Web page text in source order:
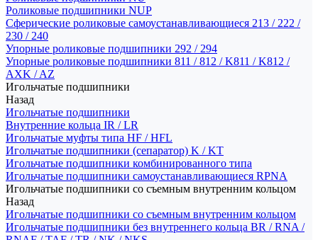
Роликовые подшипники NUP
Сферические роликовые самоустанавливающиеся 213 / 222 /
230 / 240
Упорные роликовые подшипники 292 / 294
Упорные роликовые подшипники 811 / 812 / K811 / K812 /
AXK / AZ
Игольчатые подшипники
Назад
Игольчатые подшипники
Внутренние кольца IR / LR
Игольчатые муфты типа HF / HFL
Игольчатые подшипники (сепаратор) K / KT
Игольчатые подшипники комбинированного типа
Игольчатые подшипники самоустанавливающиеся RPNA
Игольчатые подшипники со съемным внутренним кольцом
Назад
Игольчатые подшипники со съемным внутренним кольцом
Игольчатые подшипники без внутреннего кольца BR / RNA /